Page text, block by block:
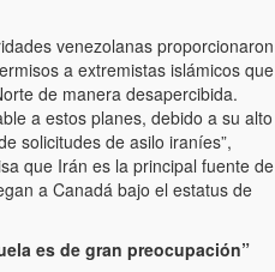
venezolanas proporcionaron
a extremistas islámicos que
de manera desapercibida.
a estos planes, debido a su alto
solicitudes de asilo iraníes”,
que Irán es la principal fuente de
a Canadá bajo el estatus de
es de gran preocupación”